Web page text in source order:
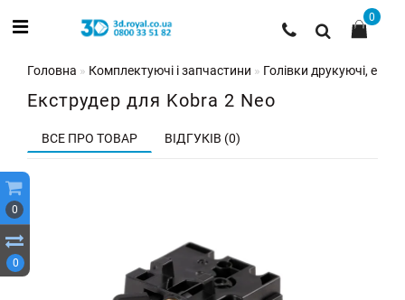
0
0
0
Головна Комплектуючі і запчастини Голівки друкуючі,
Екструдер для Kobra 2 Neo
ВСЕ ПРО ТОВАР ВІДГУКІВ (0)